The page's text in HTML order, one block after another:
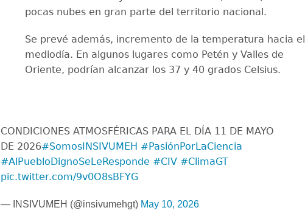
pocas nubes en gran parte del territorio nacional.
Se prevé además, incremento de la temperatura hacia el
mediodía. En algunos lugares como Petén y Valles de
Oriente, podrían alcanzar los 37 y 40 grados Celsius.
CONDICIONES ATMOSFÉRICAS PARA EL DÍA 11 DE MAYO
DE 2026#SomosINSIVUMEH #PasiónPorLaCiencia
#AlPuebloDignoSeLeResponde #CIV #ClimaGT
pic.twitter.com/9v0O8sBFYG
— INSIVUMEH (@insivumehgt) May 10, 2026